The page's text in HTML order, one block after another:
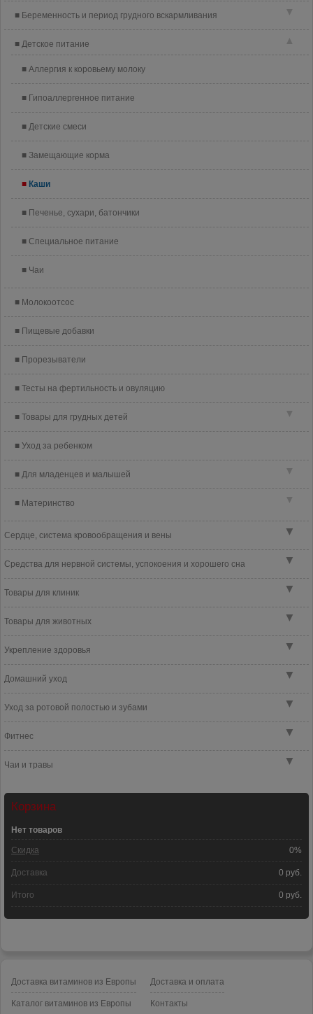
▼
Беременность и период грудного вскармливания
▲
Детское питание
Аллергия к коровьему молоку
Гипоаллергенное питание
Детские смеси
Замещающие корма
Каши
Печенье, сухари, батончики
Специальное питание
Чаи
Молокоотсос
Пищевые добавки
Прорезыватели
Тесты на фертильность и овуляцию
▼
Товары для грудных детей
Уход за ребенком
▼
Для младенцев и малышей
▼
Материнство
▼
Сердце, система кровообращения и вены
▼
Средства для нервной системы, успокоения и хорошего сна
▼
Товары для клиник
▼
Товары для животных
▼
Укрепление здоровья
▼
Домашний уход
▼
Уход за ротовой полостью и зубами
▼
Фитнес
▼
Чаи и травы
Корзина
Нет товаров
Скидка 0%
Доставка 0 руб.
Итого 0 руб.
Доставка витаминов из Европы
Каталог витаминов из Европы
Доставка и оплата
Контакты